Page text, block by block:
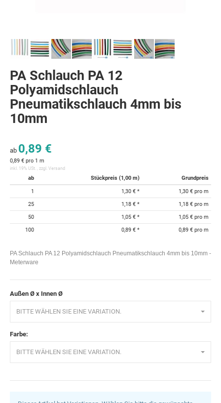
PA Schlauch PA 12
Polyamidschlauch
Pneumatikschlauch 4mm bis
10mm
ab 0,89 €
0,89 € pro 1 m
inkl. 19% USt. , zzgl. Versand
ab Stückpreis (1,00 m) Grundpreis
1 1,30 € *
1,30 € pro m
25
1,18 € *
1,18 € pro m
50
1,05 € *
1,05 € pro m
100
0,89 € * 0,89 € pro m
PA Schlauch PA 12 Polyamidschlauch Pneumatikschlauch 4mm bis 10mm -
Meterware
Außen Ø x Innen Ø
BITTE WÄHLEN SIE EINE VARIATION.
Farbe:
BITTE WÄHLEN SIE EINE VARIATION.